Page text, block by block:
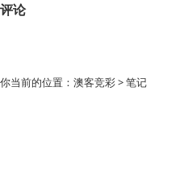
评论
你当前的位置： 澳客竞彩>笔记